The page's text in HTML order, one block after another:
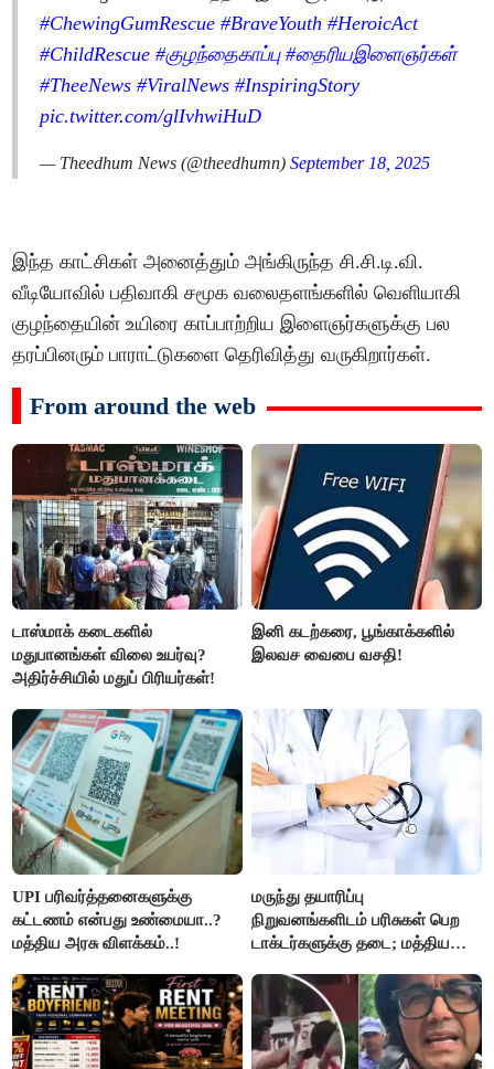
#ChewingGumRescue #BraveYouth #HeroicAct
#ChildRescue #குழந்தைகாப்பு #தைரியஇளைஞர்கள்
#TheeNews #ViralNews #InspiringStory
pic.twitter.com/glIvhwiHuD
— Theedhum News (@theedhumn)September 18, 2025
இந்த காட்சிகள் அனைத்தும் அங்கிருந்த சி.சி.டி.வி.
வீடியோவில் பதிவாகி சமூக வலைதளங்களில் வெளியாகி
குழந்தையின் உயிரை காப்பாற்றிய இளைஞர்களுக்கு பல
தரப்பினரும் பாராட்டுகளை தெரிவித்து வருகிறார்கள்.
From around the web
டாஸ்மாக் கடைகளில்
மதுபானங்கள் விலை உயர்வு?
அதிர்ச்சியில் மதுப் பிரியர்கள்!
இனி கடற்கரை, பூங்காக்களில்
இலவச வைபை வசதி!
UPI பரிவர்த்தனைகளுக்கு
கட்டணம் என்பது உண்மையா..?
மத்திய அரசு விளக்கம்..!
மருந்து தயாரிப்பு
நிறுவனங்களிடம் பரிசுகள் பெற
டாக்டர்களுக்கு தடை; மத்திய